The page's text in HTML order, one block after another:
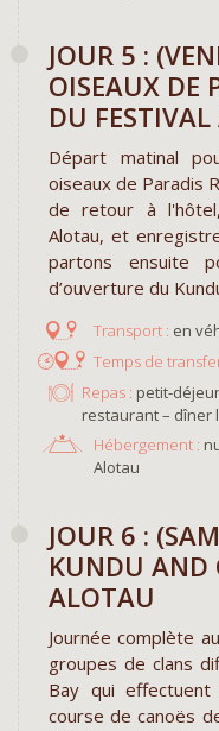
JOUR 5 :
OISEAUX DE
DU
Départ matinal
oiseaux de Paradis
de retour à
Alotau, et
partons ensuite
d’ouverture du
en
Repas : petit-
restaurant – dîner
Hébergement :
Alotau
​JOUR 6 :
KUNDU AND
ALOTAU
Journée complète
groupes de clans
Bay qui
course de canoës